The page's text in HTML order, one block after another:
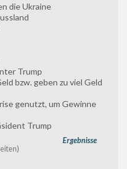
die Ukraine
Trump
bzw. geben zu viel Geld
genutzt, um Gewinne
Trump
Ergebnisse